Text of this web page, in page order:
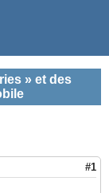
» et des
#1